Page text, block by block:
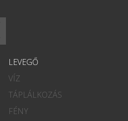
LEVEGŐ
VÍZ
TÁPLÁLKOZÁS
FÉNY